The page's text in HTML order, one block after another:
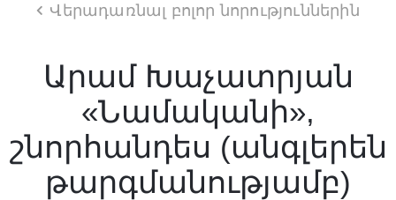
Վերադառնալ բոլոր նորություններին
Արամ Խաչատրյան
«Նամականի»,
շնորհանդես (անգլերեն
թարգմանությամբ)